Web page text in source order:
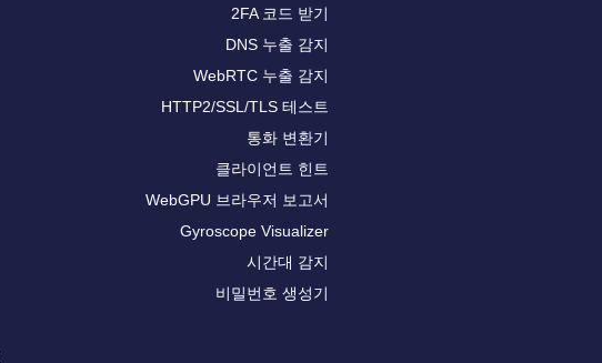
2FA 코드 받기
DNS 누출 감지
WebRTC 누출 감지
HTTP2/SSL/TLS 테스트
통화 변환기
클라이언트 힌트
WebGPU 브라우저 보고서
Gyroscope Visualizer
시간대 감지
비밀번호 생성기